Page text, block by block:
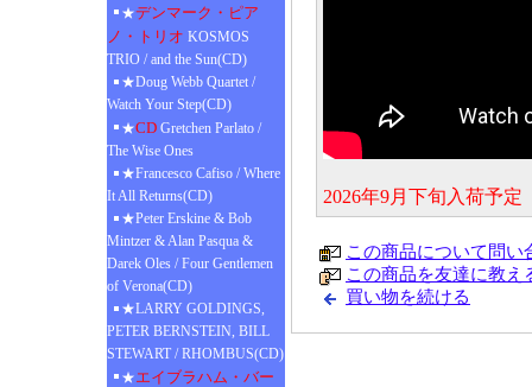
★デンマーク・ピア
ノ・トリオ KOSMOS
TRIO / and the Sun(CD)
★Doug Webb Quartet /
Watch Your Step(CD)
★CD Gretchen Parlato /
The Wise Ones
★Francesco Cafiso / Where
It All Returns(CD)
★Peter Erskine & Bob
Mintzer & Alan Pasqua &
Darek Oles / Four Gentlemen
of Verona(CD)
★LARRY GOLDINGS,
PETER BERNSTEIN, BILL
STEWART / RHOMBUS(CD)
★エイブラハム・バー
2026年9月下旬入荷予
この商品について問い
この商品を友達に教え
買い物を続ける